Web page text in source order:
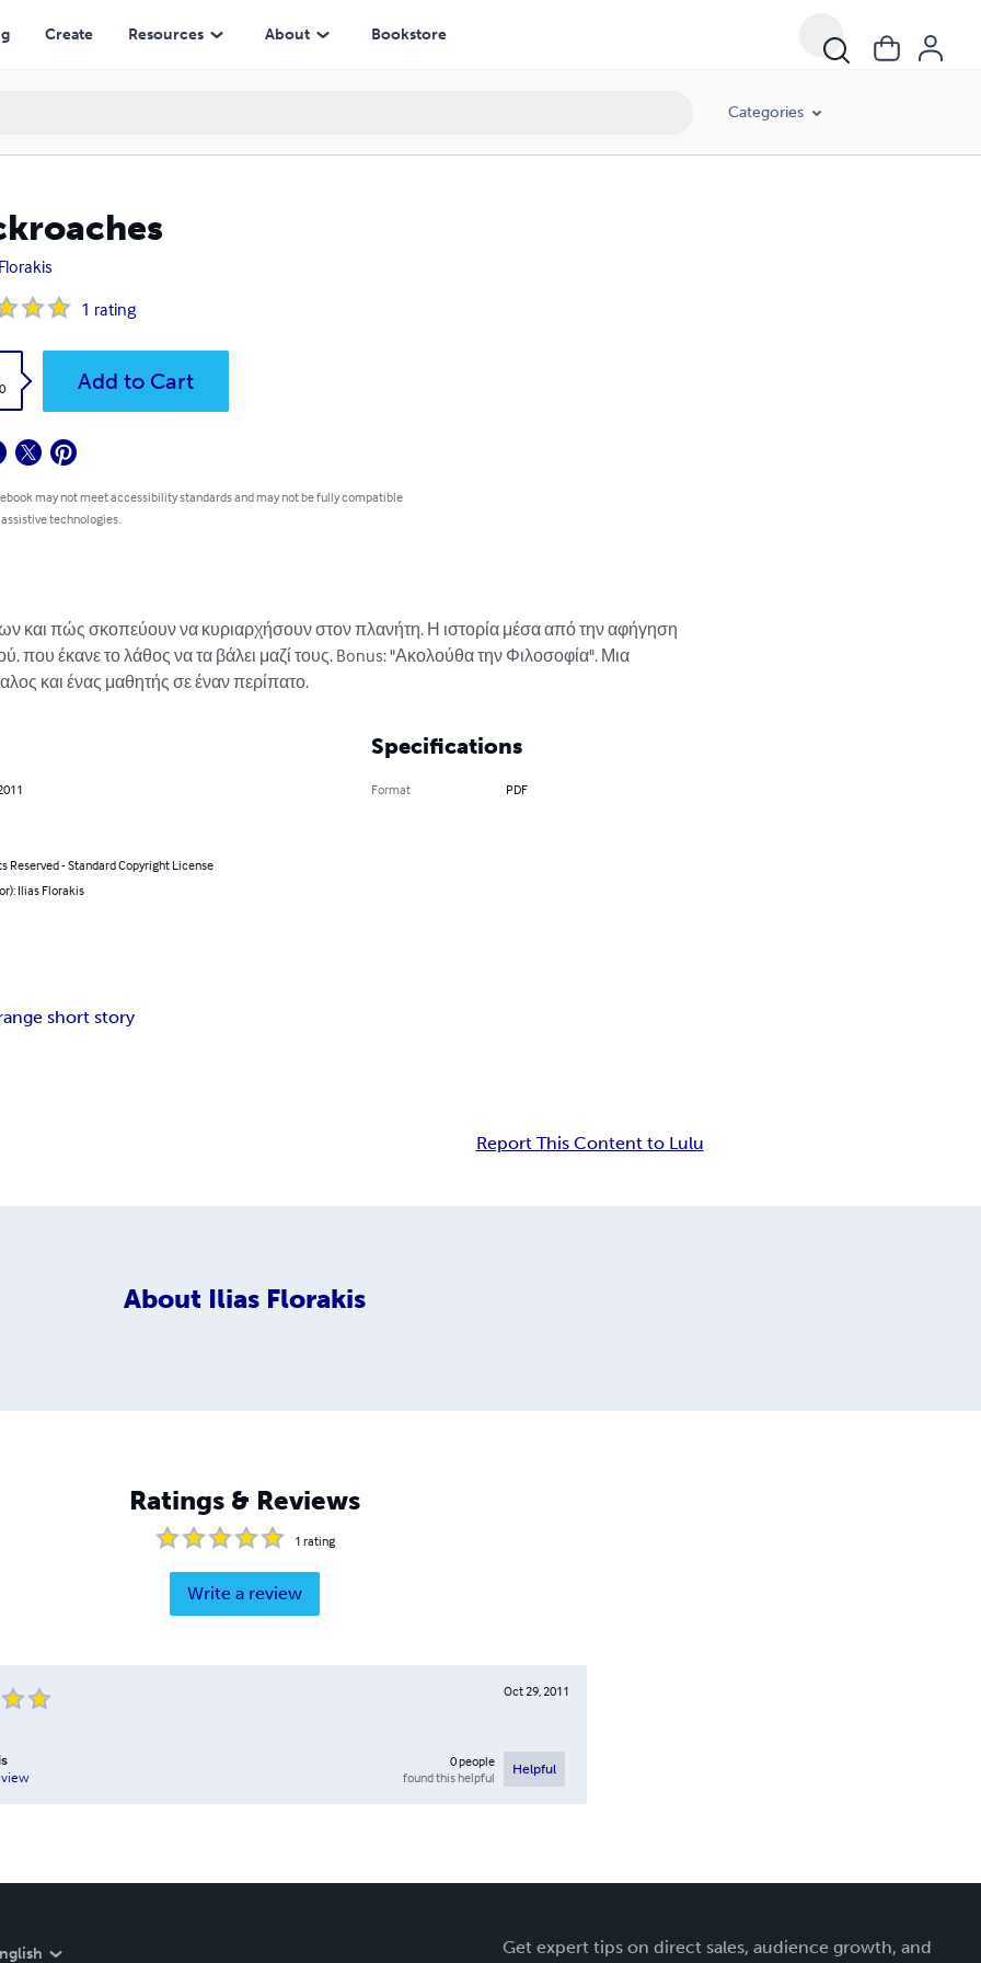
Create Resources About Bookstore
Categories
1 rating
Add to Cart
may not meet accessibility standards and may not be fully compatible
technologies.
και πώς σκοπεύουν να κυριαρχήσουν στον πλανήτη. Η ιστορία μέσα από την αφήγηση
που έκανε το λάθος να τα βάλει μαζί τους. Bonus: "Ακολούθα την Φιλοσοφία". Μια
και ένας μαθητής σε έναν περίπατο.
Reserved - Standard Copyright License
Ilias Florakis
Specifications
Format PDF
short story
Report This Content to Lulu
About Ilias Florakis
Ratings & Reviews
1 rating
Write a review
Oct 29, 2011
0people
found this helpful
Helpful
Get expert tips on direct sales, audience growth, and